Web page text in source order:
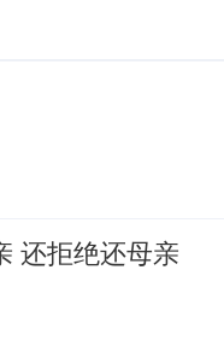
还拒绝还母亲